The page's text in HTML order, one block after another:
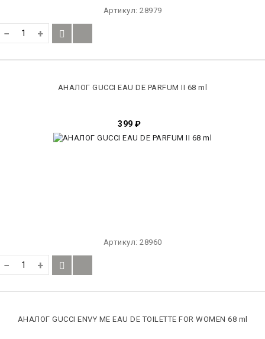
Артикул: 28979
− +
АНАЛОГ GUCCI EAU DE PARFUM II 68 ml
399 ₽
Артикул: 28960
− +
АНАЛОГ GUCCI ENVY ME EAU DE TOILETTE FOR WOMEN 68 ml